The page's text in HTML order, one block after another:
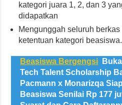
kategori juara 1, 2, dan 3
didapatkan
Mengunggah seluruh
ketentuan kategori beasiswa.
Beasiswa Bergengsi
Tech Talent Scholarship
Pacmann x Monarizqa
Beasiswa Senilai Rp 177